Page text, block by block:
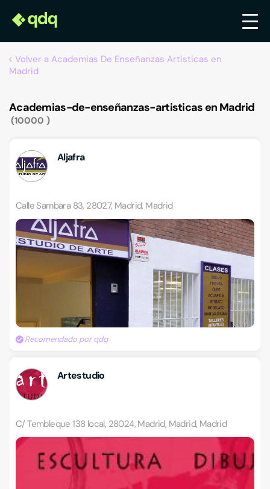
Volver a Academias De Enseñanzas Artisticas en
Madrid
Academias-de-enseñanzas-artisticas en Madrid
10000
Aljafra
Calle Sambara 83, 28027, Madrid, Madrid
Recomendado por qdq
Artestudio
C/ Tembleque 138 local, 28024, Madrid, Madrid, Madrid